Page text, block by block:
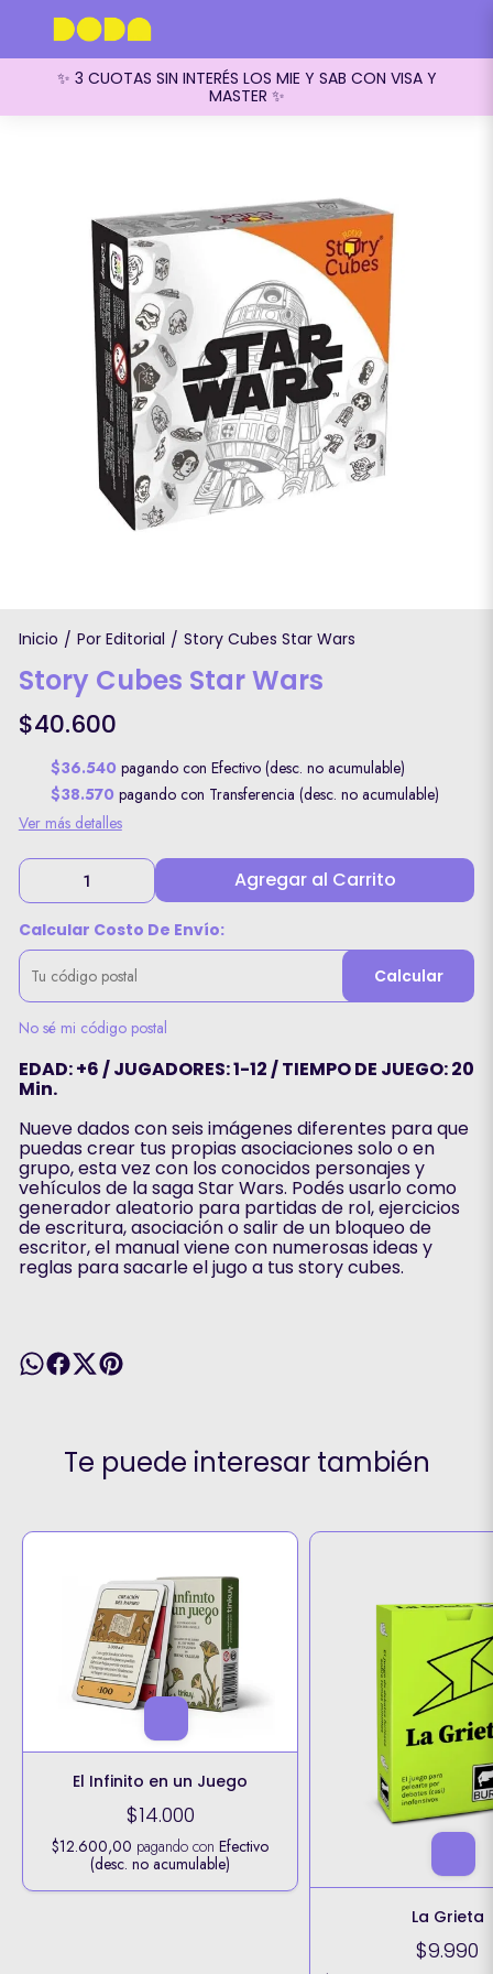
✨ 3 CUOTAS SIN INTERÉS LOS MIE Y SAB CON VISA Y
MASTER ✨
Inicio / Por Editorial / Story Cubes Star Wars
Story Cubes Star Wars
$40.600
$36.540 pagando con Efectivo (desc. no acumulable)
$38.570 pagando con Transferencia (desc. no acumulable)
Ver más detalles
Agregar al Carrito
Calcular Costo De Envío:
Calcular
No sé mi código postal
EDAD: +6 / JUGADORES: 1-12 / TIEMPO DE JUEGO: 20
Min.
Nueve dados con seis imágenes diferentes para que
puedas crear tus propias asociaciones solo o en
grupo, esta vez con los conocidos personajes y
vehículos de la saga Star Wars. Podés usarlo como
generador aleatorio para partidas de rol, ejercicios
de escritura, asociación o salir de un bloqueo de
escritor, el manual viene con numerosas ideas y
reglas para sacarle el jugo a tus story cubes.
Te puede interesar también
El Infinito en un Juego
$14.000
$12.600,00 pagando conEfectivo
(desc. no acumulable)
La Grieta
$9.990